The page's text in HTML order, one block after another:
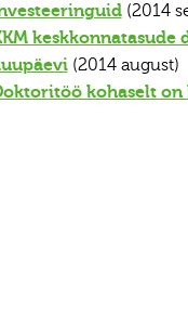
(2014
(2014 august)
kohaselt on